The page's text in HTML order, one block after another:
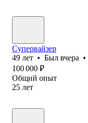
Супервайзер
49 лет • Был вчера •
100 000 ₽
Общий опыт
25 лет